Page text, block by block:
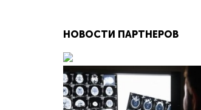
НОВОСТИ ПАРТНЕРОВ